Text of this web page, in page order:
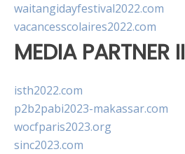
waitangidayfestival2022.com
vacancesscolaires2022.com
MEDIA PARTNER II
isth2022.com
p2b2pabi2023-makassar.com
wocfparis2023.org
sinc2023.com